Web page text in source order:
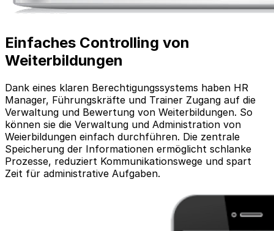
Einfaches Controlling von
Weiterbildungen
Dank eines klaren Berechtigungssystems haben HR
Manager, Führungskräfte und Trainer Zugang auf die
Verwaltung und Bewertung von Weiterbildungen. So
können sie die Verwaltung und Administration von
Weierbildungen einfach durchführen. Die zentrale
Speicherung der Informationen ermöglicht schlanke
Prozesse, reduziert Kommunikationswege und spart
Zeit für administrative Aufgaben.